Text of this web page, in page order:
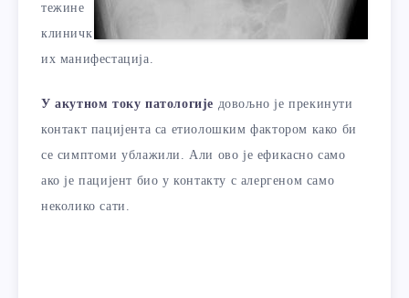
тежине
клиничк
их манифестација.
У акутном току патологије довољно је прекинути
контакт пацијента са етиолошким фактором како би
се симптоми ублажили. Али ово је ефикасно само
ако је пацијент био у контакту с алергеном само
неколико сати.